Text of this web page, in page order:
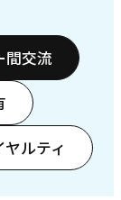
間交流
ヤルティ